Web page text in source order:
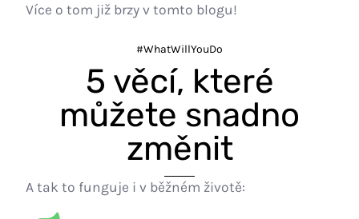
Více o tom již brzy v tomto blogu!
#WhatWillYouDo
5 věcí, které
můžete snadno
změnit
A tak to funguje i v běžném životě: